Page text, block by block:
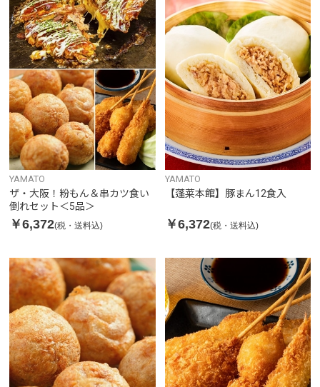
YAMATO
ザ・大阪！粉もん＆串カツ食い
倒れセット＜5品＞
￥6,372(税・送料込)
YAMATO
【蓬莱本館】豚まん12食入
￥6,372(税・送料込)